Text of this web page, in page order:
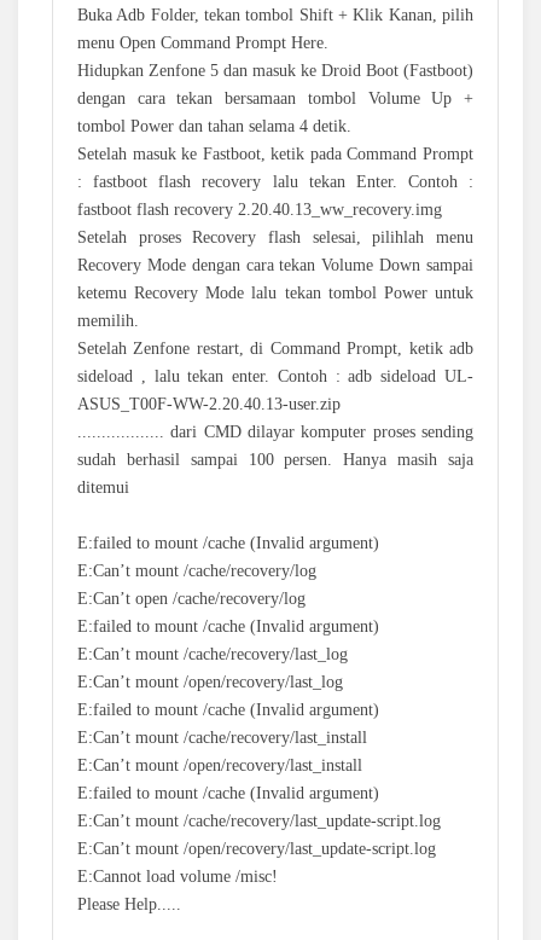
Buka Adb Folder, tekan tombol Shift + Klik Kanan, pilih
menu Open Command Prompt Here.
Hidupkan Zenfone 5 dan masuk ke Droid Boot (Fastboot)
dengan cara tekan bersamaan tombol Volume Up +
tombol Power dan tahan selama 4 detik.
Setelah masuk ke Fastboot, ketik pada Command Prompt
: fastboot flash recovery lalu tekan Enter. Contoh :
fastboot flash recovery 2.20.40.13_ww_recovery.img
Setelah proses Recovery flash selesai, pilihlah menu
Recovery Mode dengan cara tekan Volume Down sampai
ketemu Recovery Mode lalu tekan tombol Power untuk
memilih.
Setelah Zenfone restart, di Command Prompt, ketik adb
sideload , lalu tekan enter. Contoh : adb sideload UL-
ASUS_T00F-WW-2.20.40.13-user.zip
.................. dari CMD dilayar komputer proses sending
sudah berhasil sampai 100 persen. Hanya masih saja
ditemui
E:failed to mount /cache (Invalid argument)
E:Can’t mount /cache/recovery/log
E:Can’t open /cache/recovery/log
E:failed to mount /cache (Invalid argument)
E:Can’t mount /cache/recovery/last_log
E:Can’t mount /open/recovery/last_log
E:failed to mount /cache (Invalid argument)
E:Can’t mount /cache/recovery/last_install
E:Can’t mount /open/recovery/last_install
E:failed to mount /cache (Invalid argument)
E:Can’t mount /cache/recovery/last_update-script.log
E:Can’t mount /open/recovery/last_update-script.log
E:Cannot load volume /misc!
Please Help.....